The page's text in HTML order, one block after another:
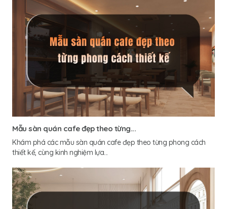
Mẫu sàn quán cafe đẹp theo từng...
Khám phá các mẫu sàn quán cafe đẹp theo từng phong cách
thiết kế, cùng kinh nghiệm lựa...